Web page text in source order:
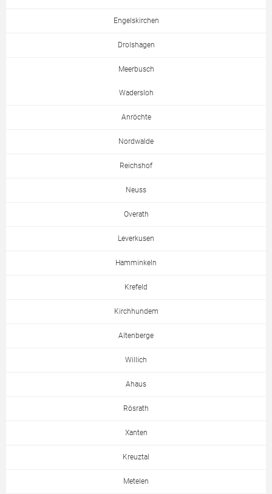
Engelskirchen
Drolshagen
Meerbusch
Wadersloh
Anröchte
Nordwalde
Reichshof
Neuss
Overath
Leverkusen
Hamminkeln
Krefeld
Kirchhundem
Altenberge
Willich
Ahaus
Rösrath
Xanten
Kreuztal
Metelen